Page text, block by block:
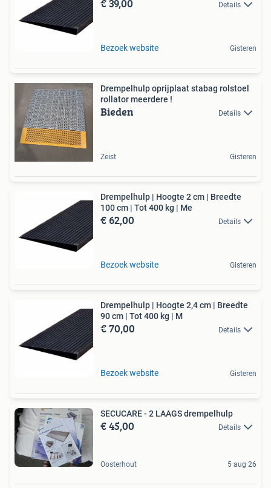
Details
Bezoek website Gisteren
Drempelhulp oprijplaat stabag rolstoel
rollator meerdere !
Bieden Details
Zeist Gisteren
Drempelhulp | Hoogte 2 cm | Breedte
100 cm | Tot 400 kg | Me
€ 62,00 Details
Bezoek website Gisteren
Drempelhulp | Hoogte 2,4 cm | Breedte
90 cm | Tot 400 kg | M
€ 70,00 Details
Bezoek website Gisteren
SECUCARE - 2 LAAGS drempelhulp
€ 45,00 Details
Oosterhout 5 aug 26